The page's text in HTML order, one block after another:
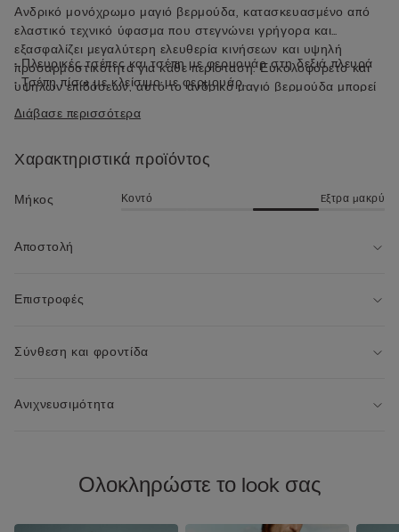
Ανδρικό μονόχρωμο μαγιό βερμούδα, κατασκευασμένο από
ελαστικό τεχνικό ύφασμα που στεγνώνει γρήγορα και
εξασφαλίζει μεγαλύτερη ελευθερία κινήσεων και υψηλή
προσαρμοστικότητα για κάθε περίσταση. Ευκολοφόρετο και
υψηλών επιδόσεων, αυτό το ανδρικό μαγιό βερμούδα μπορεί
να φορεθεί όχι μόνο ως μαγιό αλλά και ως καλοκαιρινή
βερμούδα για οποιαδήποτε δραστηριότητα σε εξωτερικούς
• Πλευρικές τσέπες και τσέπη με φερμουάρ στη δεξιά πλευρά
• Τσέπη πίσω με κλείσιμο με φερμουάρ
• Μεσαίο μήκος
• Το μοντέλο έχει ύψος 185 εκ. και φοράει μέγεθος L
Διάβασε περισσότερα
Χαρακτηριστικά προϊόντος
Μήκος Κοντό Eξτρα μακρύ
Αποστολή
Επιστροφές
Σύνθεση και φροντίδα
Ανιχνευσιμότητα
Ολοκληρώστε το look σας